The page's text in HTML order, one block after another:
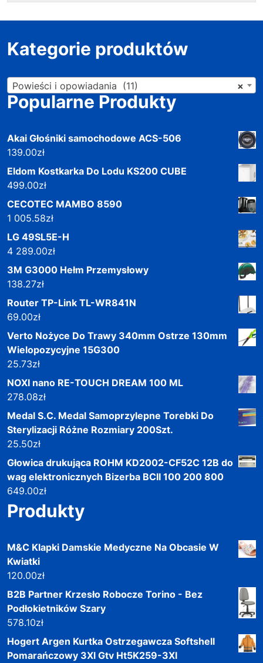
Kategorie produktów
×
Powieści i opowiadania (11)
Popularne Produkty
Akai Głośniki samochodowe ACS-506
139.00zł
Eldom Kostkarka Do Lodu KS200 CUBE
499.00zł
CECOTEC MAMBO 8590
1 005.58zł
LG 49SL5E-H
4 289.00zł
3M G3000 Hełm Przemysłowy
138.27zł
Router TP-Link TL-WR841N
69.00zł
Verto Nożyce Do Trawy 340mm Ostrze 130mm
Wielopozycyjne 15G300
25.73zł
NOXI nano RE-TOUCH DREAM 100 ML
278.08zł
Medal S.C. Medal Samoprzylepne Torebki Do
Sterylizacji Różne Rozmiary 200Szt.
25.50zł
Głowica drukująca ROHM KD2002-CF52C 12B do
wag elektronicznych Bizerba BCII 100 200 800
649.00zł
Produkty
M&C Klapki Damskie Medyczne Na Obcasie W
Kwiatki
120.00zł
B2B Partner Krzesło Robocze Torino - Bez
Podłokietników Szary
578.10zł
Hogert Argen Kurtka Ostrzegawcza Softshell
Pomarańczowy 3Xl Gtv Ht5K259-3Xl